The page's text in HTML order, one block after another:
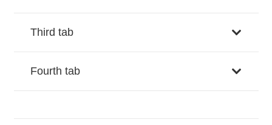
Third tab
Fourth tab